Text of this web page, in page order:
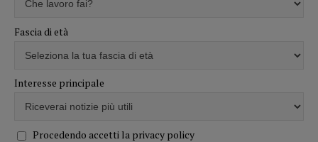
Fascia di età
Interesse principale
Procedendo accetti la privacy policy